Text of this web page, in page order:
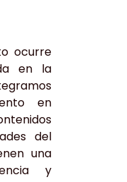
ocurre
en la
en
del
una
y